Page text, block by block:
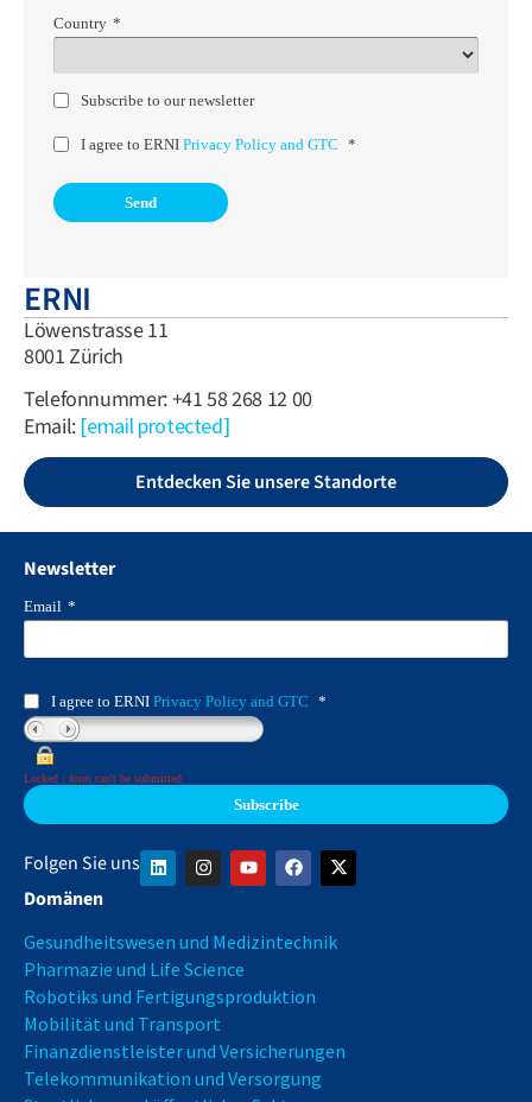
Country *
Subscribe to our newsletter
I agree to ERNI Privacy Policy and GTC *
ERNI
Löwenstrasse 11
8001 Zürich
Telefonnummer: +41 58 268 12 00
Email: [email protected]
Entdecken Sie unsere Standorte
Newsletter
Email *
I agree to ERNI Privacy Policy and GTC *
Locked : form can't be submitted
Folgen Sie uns
Domänen
Gesundheitswesen und Medizintechnik
Pharmazie und Life Science
Robotiks und Fertigungsproduktion
Mobilität und Transport
Finanzdienstleister und Versicherungen
Telekommunikation und Versorgung